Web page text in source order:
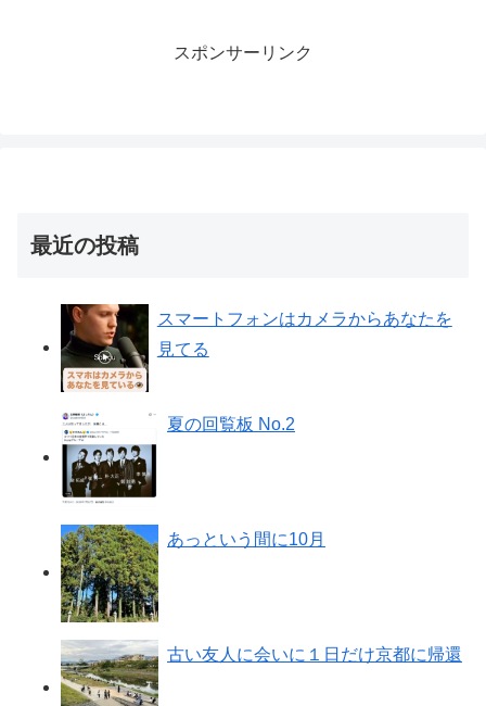
スポンサーリンク
最近の投稿
スマートフォンはカメラからあなたを
見てる
夏の回覧板 No.2
あっという間に10月
古い友人に会いに１日だけ京都に帰還